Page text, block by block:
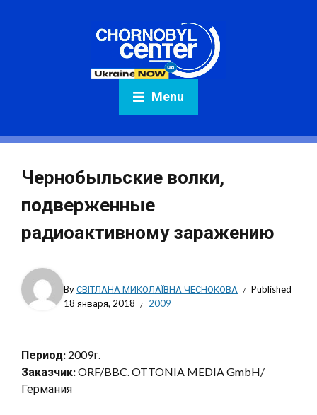
Menu
Чернобыльские волки,
подверженные
радиоактивному заражению
ByСВІТЛАНА МИКОЛАЇВНА ЧЕСНОКОВА
Published
18 января, 2018
2009
Период: 2009г.
Заказчик:ORF/BBC. OTTONIA MEDIA GmbH/
Германия